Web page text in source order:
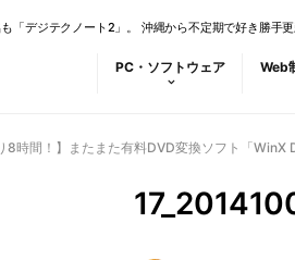
「デジテクノート2」。 沖縄から不定期で好き勝手更
PC・ソフトウェア Web
8時間！】またまた有料DVD変換ソフト「